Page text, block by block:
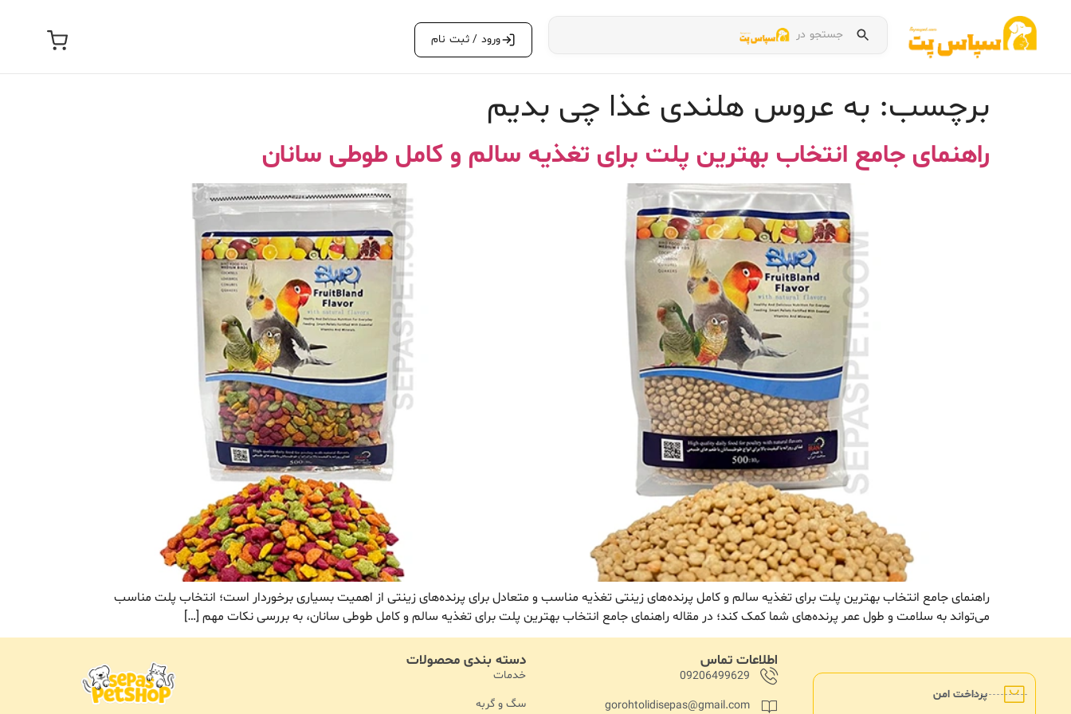
جستجو در ورود / ثبت نام
برچسب: به عروس هلندی غذا چی بدیم
راهنمای جامع انتخاب بهترین پلت برای تغذیه سالم و کامل طوطی سانان
راهنمای جامع انتخاب بهترین پلت برای تغذیه سالم و کامل پرنده‌های زینتی تغذیه مناسب و متعادل برای پرنده‌های زینتی از اهمیت بسیاری برخوردار است؛ انتخاب پلت مناسب
می‌تواند به سلامت و طول عمر پرنده‌های شما کمک کند؛ در مقاله راهنمای جامع انتخاب بهترین پلت برای تغذیه سالم و کامل طوطی سانان، به بررسی نکات مهم […]
پرداخت امن
اطلاعات تماس
09206499629
gorohtolidisepas@gmail.com
دسته بندی محصولات
خدمات
سگ و گربه